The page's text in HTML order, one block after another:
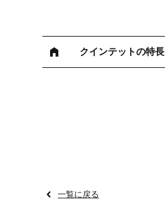
クインテットの特長
一覧に戻る